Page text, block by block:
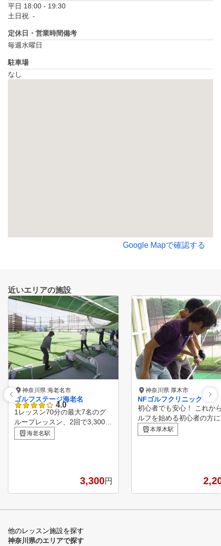
平日 18:00 - 19:30
土日祝  -
定休日・営業時間備考
毎週水曜日
駐車場
なし
Google Mapで確認する
近いエリアの施設
神奈川県 海老名市
ゴルフステージ海老名
4.0
1レッスン70分の最大7名のグ
ループレッスン、2回で3,300円
（税込）。入場料・ボール代・
レンタルクラブ代・レンタルシ
めてのゴルフ」、初心者～上級
者までは「お試しレッスン」を
生と一緒にレッスンを体験して
るかを迷っている場合でも、担
当のインストラクターがレッス
海老名駅
3,300円
神奈川県 厚木市
NFゴルフクリニック
初心者でも安心！ これか
ルフを始める初心者の方
任を持ってコースデビュ
導きます。 １００切り目
ングルを目指す方や競技
を目指されている方には
本厚木駅
他のレッスン施設を探す
神奈川県のエリアで探す